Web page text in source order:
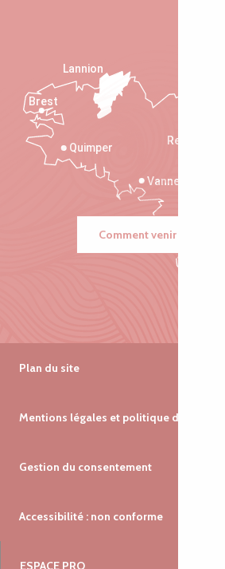
Rennes
Vannes
Quimper
Lannion
Brest
Comment venir ?
Plan du site
Mentions légales et politique de
Gestion du consentement
Accessibilité : non conforme
ESPACE PRO